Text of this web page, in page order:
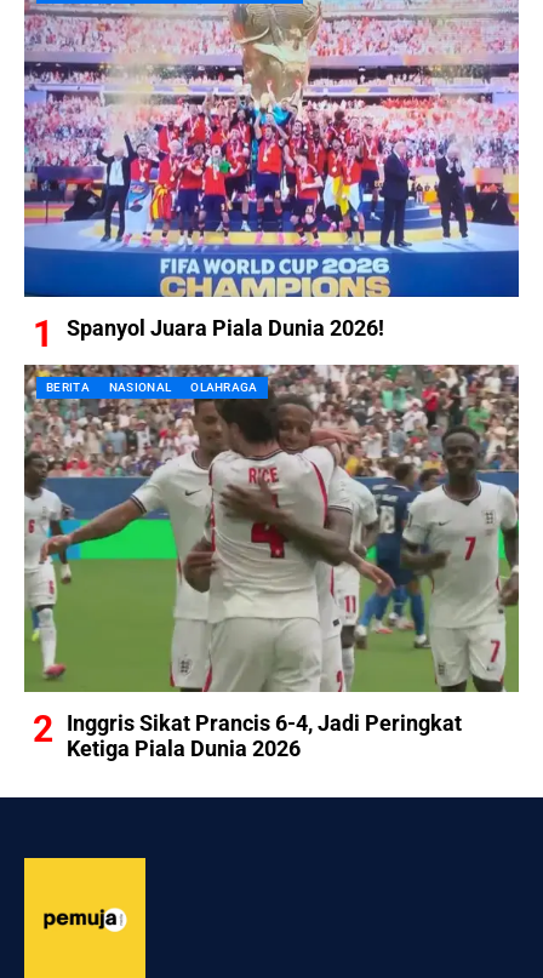
Spanyol Juara Piala Dunia 2026!
BERITA NASIONAL OLAHRAGA
Inggris Sikat Prancis 6-4, Jadi Peringkat
Ketiga Piala Dunia 2026